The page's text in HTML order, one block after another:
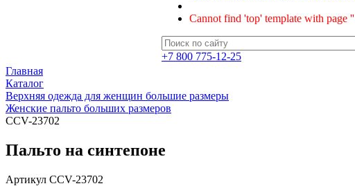
Cannot find 'top' template with page ''
+7 800 775-12-25
Главная
Каталог
Верхняя одежда для женщин большие размеры
Женские пальто больших размеров
CCV-23702
Пальто на синтепоне
Артикул CCV-23702